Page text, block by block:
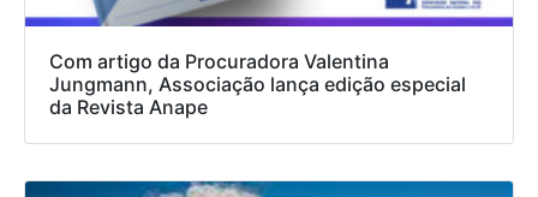
Com artigo da Procuradora Valentina
Jungmann, Associação lança edição especial
da Revista Anape